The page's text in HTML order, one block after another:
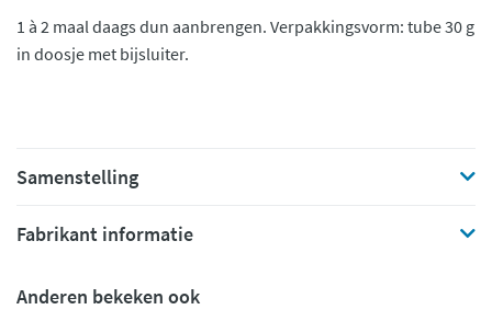
1 à 2 maal daags dun aanbrengen. Verpakkingsvorm: tube 30 g
in doosje met bijsluiter.
Samenstelling
Fabrikant informatie
Anderen bekeken ook